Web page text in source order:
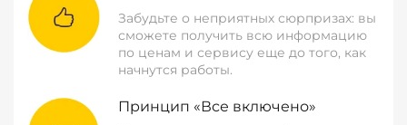
Забудьте о неприятных сюрпризах: вы
сможете получить всю информацию
по ценам и сервису еще до того, как
начнутся работы.
Принцип «Все включено»